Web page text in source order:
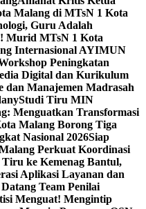
Malang di MTsN 1 Kota
Guru Adalah
Murid MTsN 1 Kota
Internasional AYIMUN
Peningkatan
Digital dan Kurikulum
dan Manajemen Madrasah
Studi Tiru MIN
Menguatkan Transformasi
Malang Borong Tiga
Nasional 2026Siap
Perkuat Koordinasi
ke Kemenag Bantul,
Aplikasi Layanan dan
Team Penilai
Menguat! Mengintip